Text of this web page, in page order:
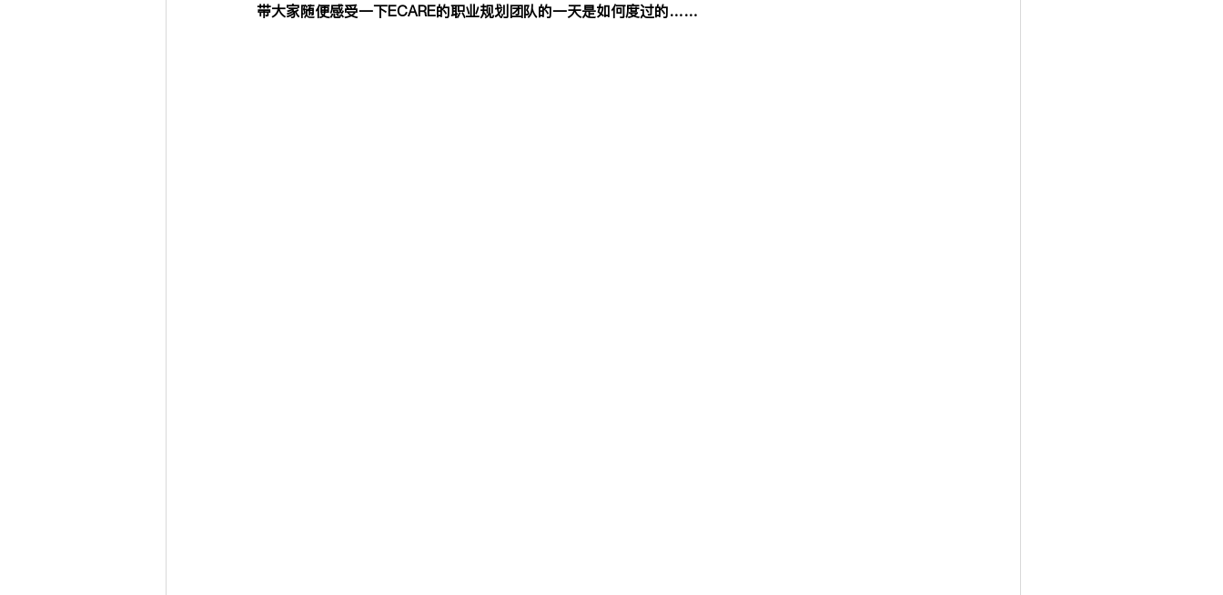
带大家随便感受一下ECARE的职业规划团队的一天是如何度过的……